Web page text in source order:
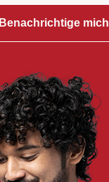
Benachrichtige mich